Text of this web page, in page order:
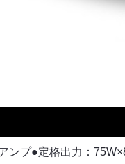
ンプ●定格出力：